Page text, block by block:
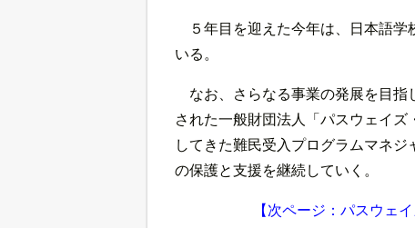
５年目を迎えた今年は、日本語
いる。
なお、さらなる事業の発展を目
された一般財団法人「パスウェイ
してきた難民受入プログラムマネ
の保護と支援を継続していく。
【次ページ：パスウェ